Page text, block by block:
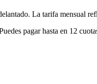
La tarifa mensual
pagar hasta en 12